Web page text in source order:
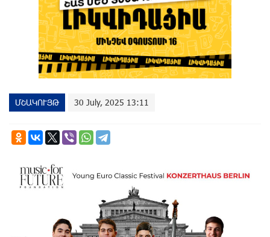
ՄՇԱԿՈՒՅԹ 30 July, 2025 13:11